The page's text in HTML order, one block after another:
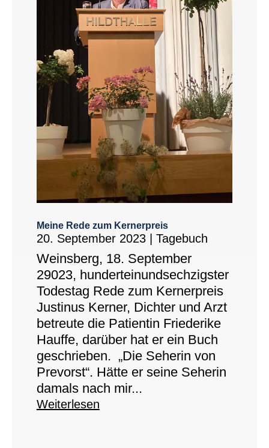
Meine Rede zum Kernerpreis
20. September 2023| Tagebuch
Weinsberg, 18. September
29023, hunderteinundsechzigster
Todestag Rede zum Kernerpreis
Justinus Kerner, Dichter und Arzt
betreute die Patientin Friederike
Hauffe, darüber hat er ein Buch
geschrieben. „Die Seherin von
Prevorst“. Hätte er seine Seherin
damals nach mir...
Weiterlesen